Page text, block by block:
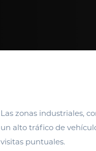
Las zonas industriales,
un alto tráfico de
visitas puntuales.